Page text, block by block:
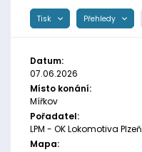
Tisk Přehledy
Datum:
07.06.2026
Místo konání:
Mířkov
Pořadatel:
LPM - OK Lokomotiva Plzeň
Mapa: